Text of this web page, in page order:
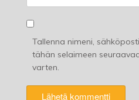
Tallenna nimeni,
tähän selaimeen
varten.